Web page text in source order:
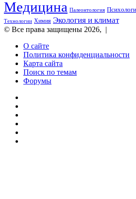
Медицина Палеонтология
Технологии Химия Экология и климат
© Все права защищены 2026, |
О сайте
Политика конфиденциальности
Карта сайта
Поиск по темам
Форумы